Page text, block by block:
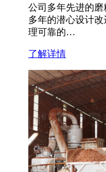
公司多年先进的
多年的潜心设计
理可靠的…
了解详情